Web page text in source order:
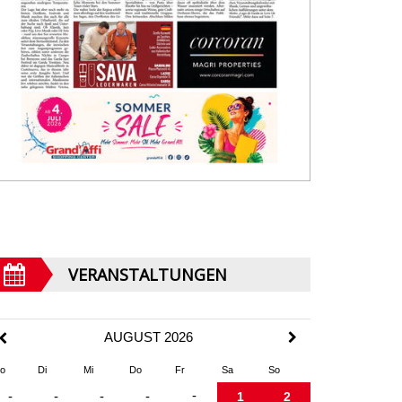
VERANSTALTUNGEN
AUGUST 2026
Di Mi Do Fr Sa So
- - - - - 1 2